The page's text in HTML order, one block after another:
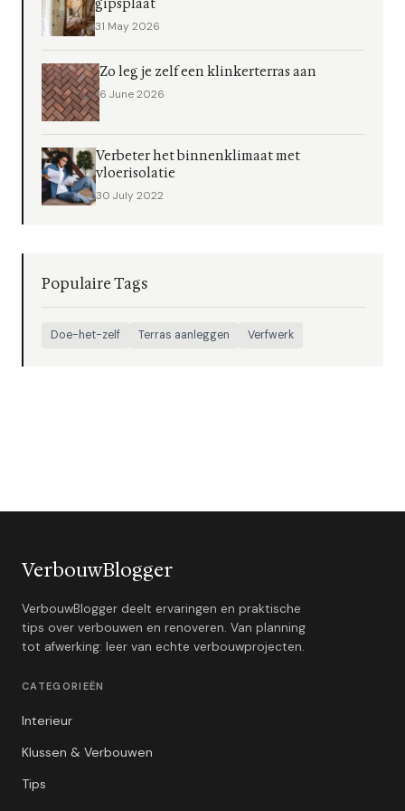
gipsplaat
31 May 2026
Zo leg je zelf een klinkerterras aan
6 June 2026
Verbeter het binnenklimaat met
vloerisolatie
30 July 2022
Populaire Tags
Doe-het-zelf Terras aanleggen Verfwerk
VerbouwBlogger
VerbouwBlogger deelt ervaringen en praktische
tips over verbouwen en renoveren. Van planning
tot afwerking: leer van echte verbouwprojecten.
CATEGORIEËN
Interieur
Klussen & Verbouwen
Tips